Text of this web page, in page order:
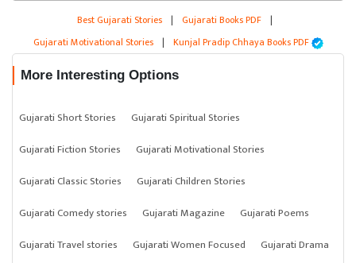
Best Gujarati Stories | Gujarati Books PDF |
Gujarati Motivational Stories | Kunjal Pradip Chhaya Books PDF
More Interesting Options
Gujarati Short Stories
Gujarati Spiritual Stories
Gujarati Fiction Stories
Gujarati Motivational Stories
Gujarati Classic Stories
Gujarati Children Stories
Gujarati Comedy stories
Gujarati Magazine
Gujarati Poems
Gujarati Travel stories
Gujarati Women Focused
Gujarati Drama